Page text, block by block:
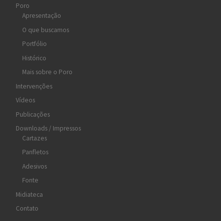
Poro
Apresentação
O que buscamos
Portfólio
Histórico
Mais sobre o Poro
Intervenções
Vídeos
Publicações
Downloads / Impressos
Cartazes
Panfletos
Adesivos
Fonte
Midiateca
Contato